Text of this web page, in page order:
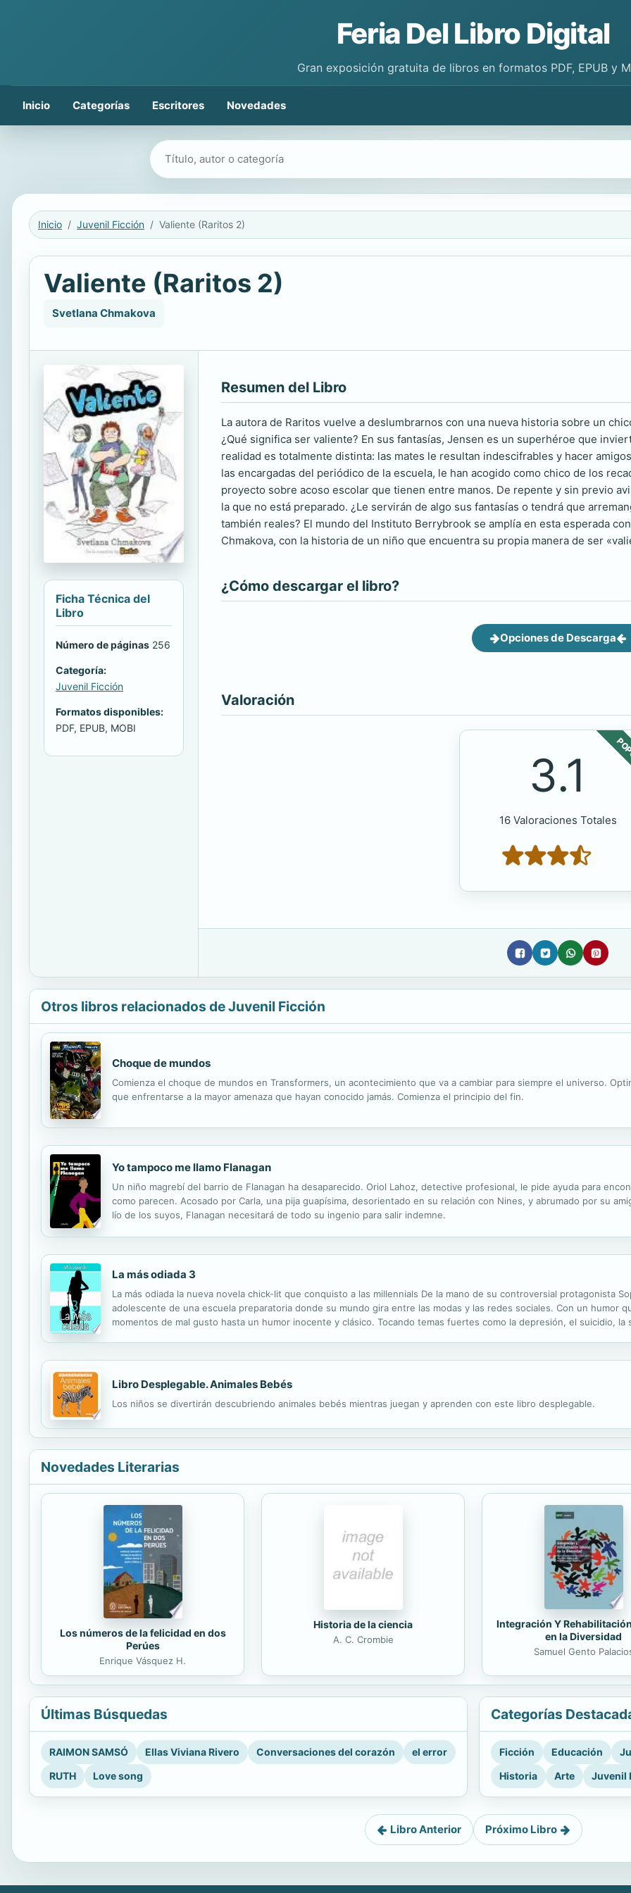
Feria Del Libro Digital
Gran exposición gratuita de libros en formatos PDF, EPUB y
Inicio Categorías Escritores Novedades
Buscar libros
Inicio Juvenil Ficción Valiente (Raritos 2)
Valiente (Raritos 2)
Svetlana Chmakova
Ficha Técnica del
Libro
Número de páginas 256
Categoría:
Juvenil Ficción
Formatos disponibles:
PDF, EPUB, MOBI
Resumen del Libro
La autora de Raritos vuelve a deslumbrarnos con una nueva historia sobre un
¿Qué significa ser valiente? En sus fantasías, Jensen es un superhéroe que
realidad es totalmente distinta: las mates le resultan indescifrables y hacer
las encargadas del periódico de la escuela, le han acogido como chico de los
proyecto sobre acoso escolar que tienen entre manos. De repente y sin previo
la que no está preparado. ¿Le servirán de algo sus fantasías o tendrá que
también reales? El mundo del Instituto Berrybrook se amplía en esta esperada
Chmakova, con la historia de un niño que encuentra su propia manera de ser
¿Cómo descargar el libro?
Opciones de Descarga
Valoración
3.1
16 Valoraciones Totales
Otros libros relacionados de Juvenil Ficción
Choque de mundos
Comienza el choque de mundos en Transformers, un acontecimiento que va a cambiar para siempre el universo.
que enfrentarse a la mayor amenaza que hayan conocido jamás. Comienza el principio del fin.
Yo tampoco me llamo Flanagan
Un niño magrebí del barrio de Flanagan ha desaparecido. Oriol Lahoz, detective profesional, le pide ayuda para
como parecen. Acosado por Carla, una pija guapísima, desorientado en su relación con Nines, y abrumado por su
lío de los suyos, Flanagan necesitará de todo su ingenio para salir indemne.
La más odiada 3
La más odiada la nueva novela chick-lit que conquisto a las millennials De la mano de su controversial protagonista
adolescente de una escuela preparatoria donde su mundo gira entre las modas y las redes sociales. Con un humor
momentos de mal gusto hasta un humor inocente y clásico. Tocando temas fuertes como la depresión, el suicidio,
Libro Desplegable. Animales Bebés
Los niños se divertirán descubriendo animales bebés mientras juegan y aprenden con este libro desplegable.
Novedades Literarias
Los números de la felicidad en dos
Perúes
Enrique Vásquez H.
Historia de la ciencia
A. C. Crombie
Integración Y
en la Diversidad
Samuel Gento
Últimas Búsquedas
RAIMON SAMSÓ Ellas Viviana Rivero Conversaciones del corazón
el error
RUTH
Love song
Categorías
Ficción Educación
Historia
Arte Juvenil
Libro Anterior Próximo Libro